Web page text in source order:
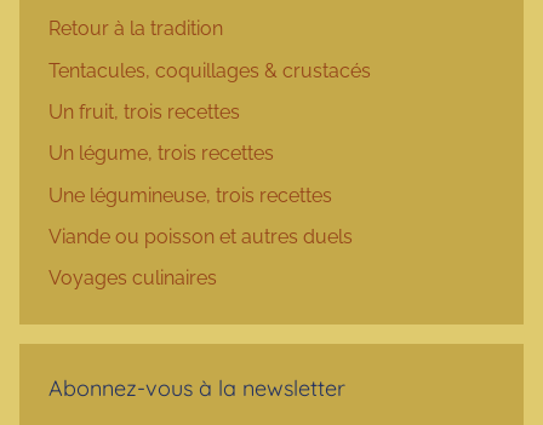
Retour à la tradition
Tentacules, coquillages & crustacés
Un fruit, trois recettes
Un légume, trois recettes
Une légumineuse, trois recettes
Viande ou poisson et autres duels
Voyages culinaires
Abonnez-vous à la newsletter